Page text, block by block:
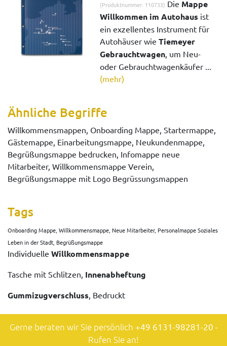
(Produktnummer: 110733) Die Mappe
Willkommen im Autohaus ist
ein exzellentes Instrument für
Autohäuser wieTiemeyer
Gebrauchtwagen, um Neu-
oder Gebrauchtwagenkäufer ...
(mehr)
Ähnliche Begriffe
Willkommensmappen, Onboarding Mappe, Startermappe,
Gästemappe, Einarbeitungsmappe, Neukundenmappe,
Begrüßungsmappe bedrucken, Infomappe neue
Mitarbeiter, Willkommensmappe Verein,
Begrüßungsmappe mit Logo Begrüssungsmappen
Tags
Onboarding Mappe, Willkommensmappe, Neue Mitarbeiter, Personalmappe Soziales
Leben in der Stadt, Begrüßungsmappe
Individuelle Willkommensmappe
Tasche mit Schlitzen, Innenabheftung
Gummizugverschluss, Bedruckt
Gerne beraten wir Sie persönlich +49 6131-98281-20 -
Rufen Sie an!